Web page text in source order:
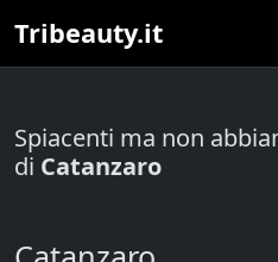
Tribeauty.it
Spiacenti ma non
di Catanzaro